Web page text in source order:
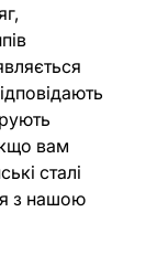
вам
сталі
з нашою